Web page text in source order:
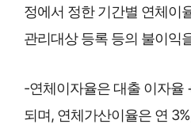
정에서 정한 기간별 연체이
관리대상 등록 등의 불이익
-연체이자율은 대출 이자율
되며, 연체가산이율은 연